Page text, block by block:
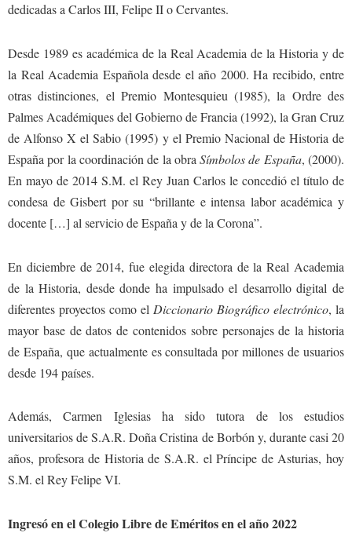
dedicadas a Carlos III, Felipe II o Cervantes.
Desde 1989 es académica de la Real Academia de la Historia y de
la Real Academia Española desde el año 2000. Ha recibido, entre
otras distinciones, el Premio Montesquieu (1985), la Ordre des
Palmes Académiques del Gobierno de Francia (1992), la Gran Cruz
de Alfonso X el Sabio (1995) y el Premio Nacional de Historia de
España por la coordinación de la obraSímbolos de España, (2000).
En mayo de 2014 S.M. el Rey Juan Carlos le concedió el título de
condesa de Gisbert por su “brillante e intensa labor académica y
docente […] al servicio de España y de la Corona”.
En diciembre de 2014, fue elegida directora de la Real Academia
de la Historia, desde donde ha impulsado el desarrollo digital de
diferentes proyectos como el Diccionario Biográfico electrónico, la
mayor base de datos de contenidos sobre personajes de la historia
de España, que actualmente es consultada por millones de usuarios
desde 194 países.
Además, Carmen Iglesias ha sido tutora de los estudios
universitarios de S.A.R. Doña Cristina de Borbón y, durante casi 20
años, profesora de Historia de S.A.R. el Príncipe de Asturias, hoy
S.M. el Rey Felipe VI.
Ingresó en el Colegio Libre de Eméritos en el año 2022